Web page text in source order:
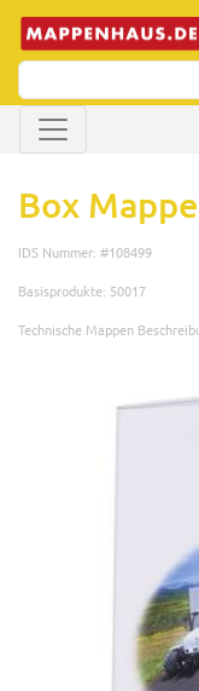
Box
IDS Nummer: #108499
Basisprodukte: 50017
Technische Mappen